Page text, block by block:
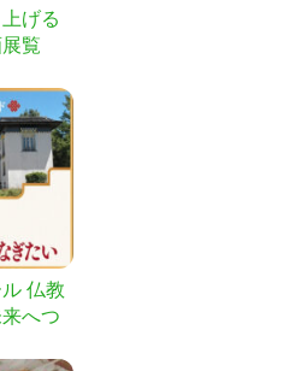
げる
覧
仏教
へつ